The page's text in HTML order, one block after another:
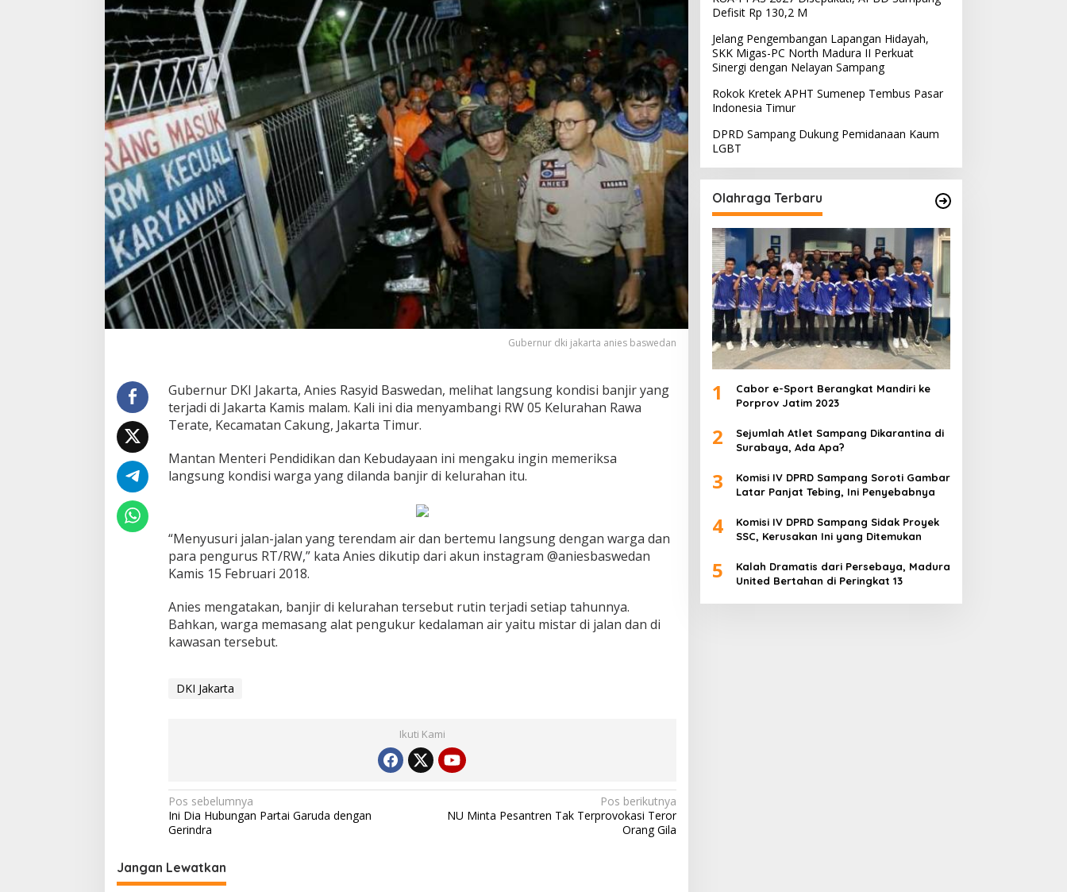
Gubernur dki jakarta anies baswedan
Gubernur DKI Jakarta, Anies Rasyid Baswedan, melihat langsung kondisi banjir yang
terjadi di Jakarta Kamis malam. Kali ini dia menyambangi RW 05 Kelurahan Rawa
Terate, Kecamatan Cakung, Jakarta Timur.
Mantan Menteri Pendidikan dan Kebudayaan ini mengaku ingin memeriksa
langsung kondisi warga yang dilanda banjir di kelurahan itu.
“Menyusuri jalan-jalan yang terendam air dan bertemu Iangsung dengan warga dan
para pengurus RT/RW,” kata Anies dikutip dari akun instagram @aniesbaswedan
Kamis 15 Februari 2018.
Anies mengatakan, banjir di kelurahan tersebut rutin terjadi setiap tahunnya.
Bahkan, warga memasang alat pengukur kedalaman air yaitu mistar di jalan dan di
kawasan tersebut.
DKI Jakarta
Ikuti Kami
Navigasi
pos
Pos sebelumnya
Ini Dia Hubungan Partai Garuda dengan
Gerindra
Pos berikutnya
NU Minta Pesantren Tak Terprovokasi Teror
Orang Gila
Jangan Lewatkan
Defisit Rp 130,2 M
Jelang Pengembangan Lapangan Hidayah,
SKK Migas-PC North Madura II Perkuat
Sinergi dengan Nelayan Sampang
Rokok Kretek APHT Sumenep Tembus Pasar
Indonesia Timur
DPRD Sampang Dukung Pemidanaan Kaum
LGBT
Olahraga Terbaru
1
Cabor e-Sport Berangkat Mandiri ke
Porprov Jatim 2023
2
Sejumlah Atlet Sampang Dikarantina di
Surabaya, Ada Apa?
3
Komisi IV DPRD Sampang Soroti Gambar
Latar Panjat Tebing, Ini Penyebabnya
4
Komisi IV DPRD Sampang Sidak Proyek
SSC, Kerusakan Ini yang Ditemukan
5
Kalah Dramatis dari Persebaya, Madura
United Bertahan di Peringkat 13